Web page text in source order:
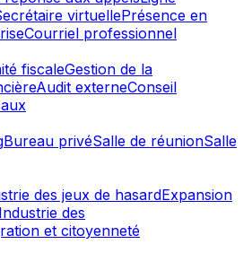
virtuellePrésence en
Courriel professionnel
fiscaleGestion de la
Audit externeConseil
Bureau privéSalle de réunionSalle
des jeux de hasardExpansion
Industrie des
et citoyenneté